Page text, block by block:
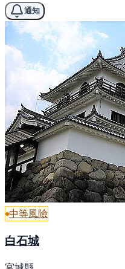
通知
中等風險
白石城